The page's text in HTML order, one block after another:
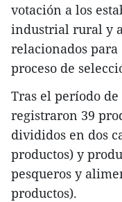
votación a los
industrial rural y
relacionados
proceso de
Tras el período
registraron 39
divididos en dos
productos) y
pesqueros y
productos).